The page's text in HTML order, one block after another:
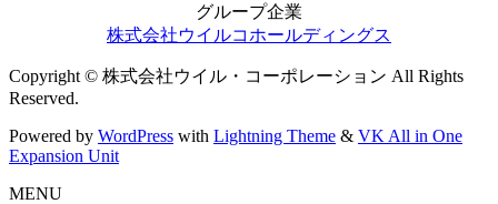
グループ企業
株式会社ウイルコホールディングス
Copyright © 株式会社ウイル・コーポレーション All Rights
Reserved.
Powered by WordPress with Lightning Theme & VK All in One
Expansion Unit
MENU